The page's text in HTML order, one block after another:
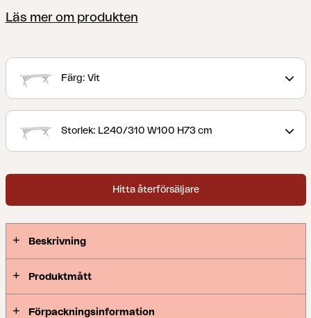
perfekta valet. Antingen väljer du vårt längsta
av lackad aluminium och till bordsskivan kan du
präglat trämönster eller någon av våra
trämönstrade laminatskivor.
Läs mer om produkten
Färg: Vit
Storlek: L240/310 W100 H73 cm
Hitta återförsäljare
Beskrivning
Produktmått
Förpackningsinformation